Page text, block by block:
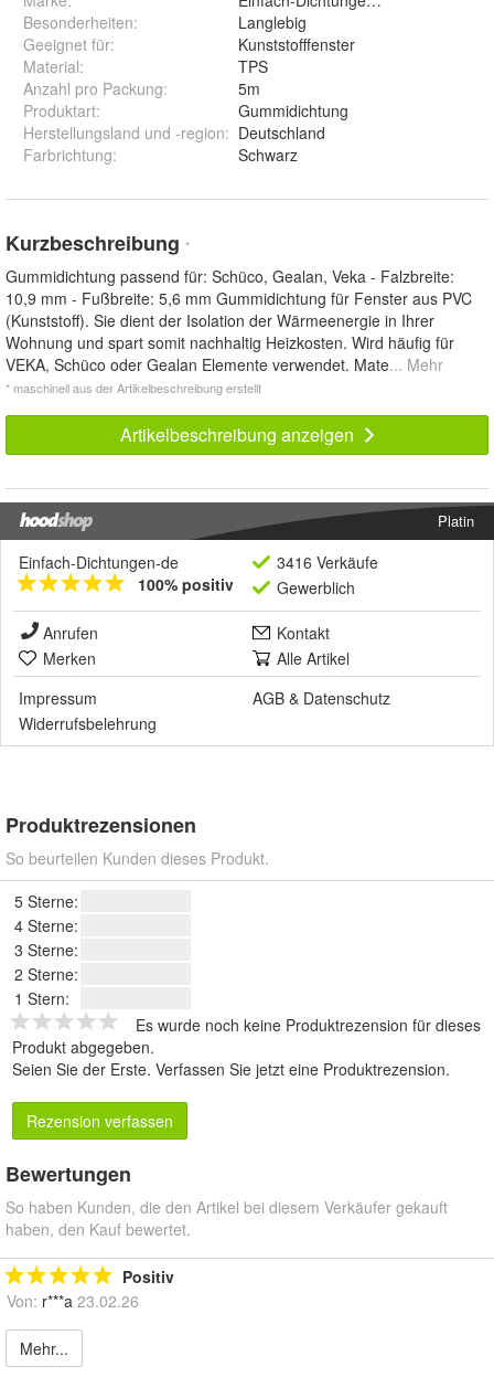
Besonderheiten:
Langlebig
Geeignet für:
Kunststofffenster
Material:
TPS
Anzahl pro Packung:
5m
Produktart:
Gummidichtung
Herstellungsland und -region: Deutschland
Farbrichtung: Schwarz
Kurzbeschreibung *
Gummidichtung passend für: Schüco, Gealan, Veka - Falzbreite:
10,9 mm - Fußbreite: 5,6 mm Gummidichtung für Fenster aus PVC
(Kunststoff). Sie dient der Isolation der Wärmeenergie in Ihrer
Wohnung und spart somit nachhaltig Heizkosten. Wird häufig für
VEKA, Schüco oder Gealan Elemente verwendet. Mate... Mehr
* maschinell aus der Artikelbeschreibung erstellt
Artikelbeschreibung anzeigen
Platin
Einfach-Dichtungen-de
100% positiv
3416 Verkäufe
Gewerblich
Anrufen
Kontakt
Merken
Alle Artikel
Impressum
AGB & Datenschutz
Widerrufsbelehrung
Produktrezensionen
So beurteilen Kunden dieses Produkt.
5 Sterne:
4 Sterne:
3 Sterne:
2 Sterne:
1 Stern:
Es wurde noch keine Produktrezension für dieses
Produkt abgegeben.
Seien Sie der Erste. Verfassen Sie jetzt eine Produktrezension.
Rezension verfassen
Bewertungen
So haben Kunden, die den Artikel bei diesem Verkäufer gekauft
haben, den Kauf bewertet.
Positiv
Von: r***a 23.02.26
Mehr...